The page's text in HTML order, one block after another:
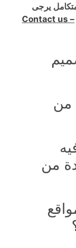
يرجى
Contact us –
من
من